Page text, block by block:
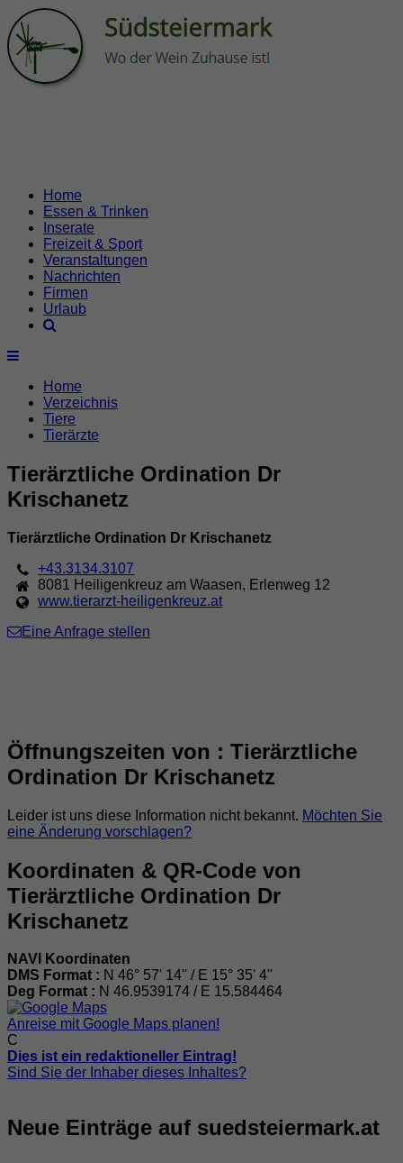
Home
Essen & Trinken
Inserate
Freizeit & Sport
Veranstaltungen
Nachrichten
Firmen
Urlaub
Home
Verzeichnis
Tiere
Tierärzte
Tierärztliche Ordination Dr
Krischanetz
Tierärztliche Ordination Dr Krischanetz
+43.3134.3107
8081
Heiligenkreuz am Waasen, Erlenweg 12
www.tierarzt-heiligenkreuz.at
Eine Anfrage stellen
Öffnungszeiten von : Tierärztliche
Ordination Dr Krischanetz
Leider ist uns diese Information nicht bekannt. Möchten Sie
eine Änderung vorschlagen?
Koordinaten & QR-Code von
Tierärztliche Ordination Dr
Krischanetz
NAVI Koordinaten
DMS Format : N 46° 57' 14'' / E 15° 35' 4''
Deg Format : N 46.9539174 / E 15.584464
Anreise mit Google Maps planen!
C
Dies ist ein redaktioneller Eintrag!
Sind Sie der Inhaber dieses Inhaltes?
Neue Einträge auf suedsteiermark.at